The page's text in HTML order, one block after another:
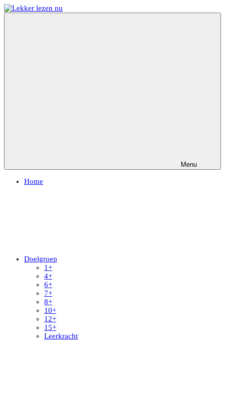
Ga
naar
Menu
Home
Doelgroep
1+
4+
6+
7+
8+
10+
12+
15+
Leerkracht